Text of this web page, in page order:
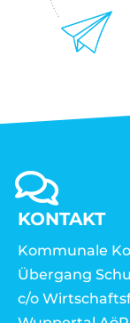
KONTAKT
Kommunale
Übergang
c/o